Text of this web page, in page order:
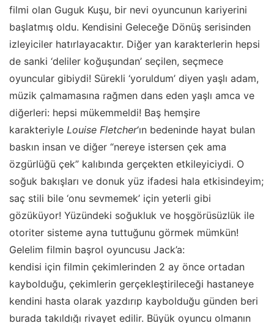
filmi olan Guguk Kuşu, bir nevi oyuncunun kariyerini
başlatmış oldu. Kendisini Geleceğe Dönüş serisinden
izleyiciler hatırlayacaktır. Diğer yan karakterlerin hepsi
de sanki ‘deliler koğuşundan’ seçilen, seçmece
oyuncular gibiydi! Sürekli ‘yoruldum’ diyen yaşlı adam,
müzik çalmamasına rağmen dans eden yaşlı amca ve
diğerleri: hepsi mükemmeldi! Baş hemşire
karakteriyle Louise Fletcher‘ın bedeninde hayat bulan
baskın insan ve diğer “nereye istersen çek ama
özgürlüğü çek” kalıbında gerçekten etkileyiciydi. O
soğuk bakışları ve donuk yüz ifadesi hala etkisindeyim;
saç stili bile ‘onu sevmemek’ için yeterli gibi
gözüküyor! Yüzündeki soğukluk ve hoşgörüsüzlük ile
otoriter sisteme ayna tuttuğunu görmek mümkün!
Gelelim filmin başrol oyuncusu Jack’a:
kendisi için filmin çekimlerinden 2 ay önce ortadan
kaybolduğu, çekimlerin gerçekleştirileceği hastaneye
kendini hasta olarak yazdırıp kaybolduğu günden beri
burada takıldığı rivayet edilir. Büyük oyuncu olmanın